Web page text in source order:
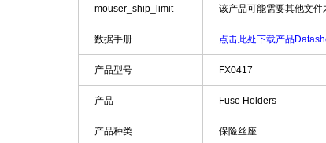
mouser_ship_limit 该产品可能需要其他文件
数据手册 点击此处下载产品
产品型号 FX0417
产品 Fuse Holders
产品种类 保险丝座